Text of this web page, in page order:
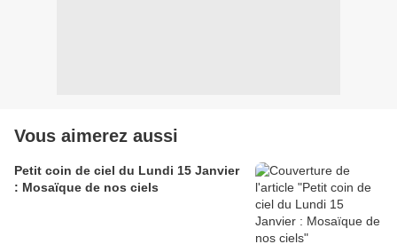
Vous aimerez aussi
Petit coin de ciel du Lundi 15 Janvier
: Mosaïque de nos ciels